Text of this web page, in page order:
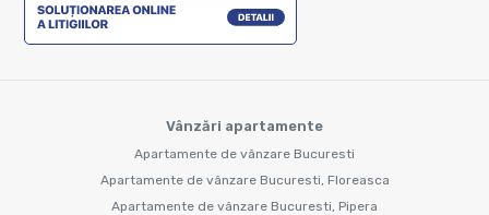
Vânzări apartamente
Apartamente de vânzare Bucuresti
Apartamente de vânzare Bucuresti, Floreasca
Apartamente de vânzare Bucuresti, Pipera